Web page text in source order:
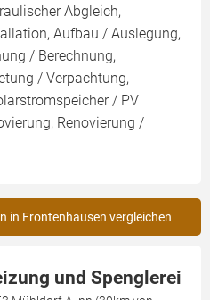
Abgleich,
Aufbau / Auslegung,
/ Berechnung,
/ Verpachtung,
/ PV
Renovierung /
in Frontenhausen vergleichen
und Spenglerei